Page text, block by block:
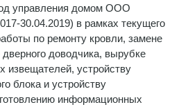
управления домом ООО
30.04.2019) в рамках текущего
по ремонту кровли, замене
доводчика, вырубке
извещателей, устройству
блока и устройству
информационных